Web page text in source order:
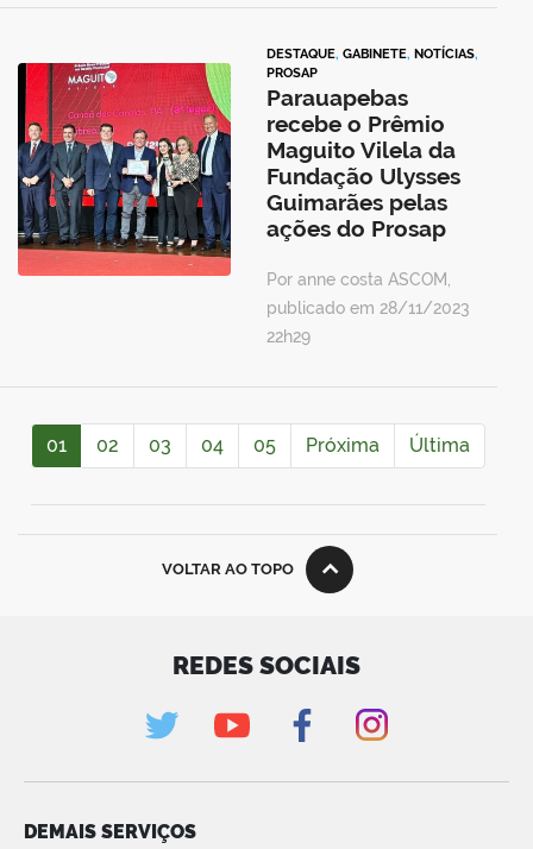
DESTAQUE, GABINETE, NOTÍCIAS,
PROSAP
Parauapebas
recebe o Prêmio
Maguito Vilela da
Fundação Ulysses
Guimarães pelas
ações do Prosap
Por anne costa ASCOM,
publicado em 28/11/2023
22h29
01 02 03 04 05 Próxima Última
VOLTAR AO TOPO
REDES SOCIAIS
DEMAIS SERVIÇOS